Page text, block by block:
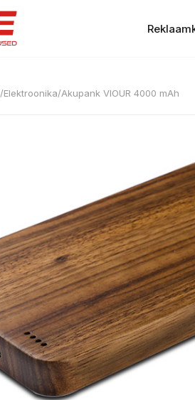
/Elektroonika/Akupank VIOUR 4000 mAh